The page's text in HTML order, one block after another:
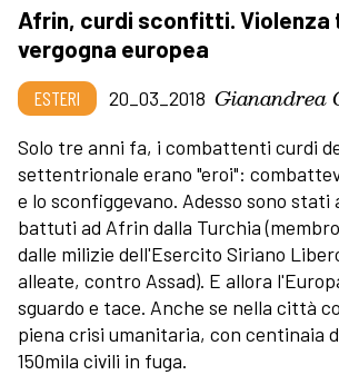
Afrin, curdi sconfitti. Violenza
vergogna europea
ESTERI 20_03_2018 Gianandrea
Solo tre anni fa, i combattenti curdi
settentrionale erano "eroi":
e lo sconfiggevano. Adesso sono
battuti ad Afrin dalla Turchia
dalle milizie dell'Esercito Siriano
alleate, contro Assad). E allora
sguardo e tace. Anche se nella città
piena crisi umanitaria, con centinaia
150mila civili in fuga.